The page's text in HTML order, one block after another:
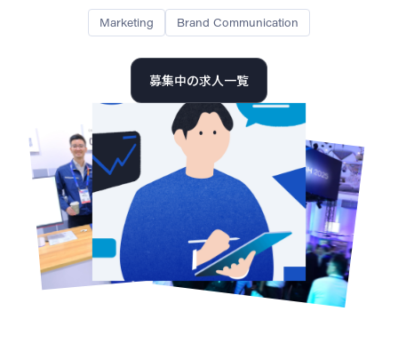
Marketing Brand Communication
募集中の求人一覧